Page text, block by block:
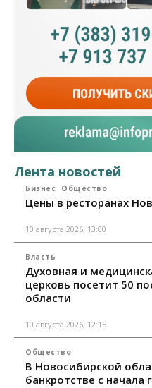
Лента новостей
Бизнес Общество
Цены в ресторанах
10 августа 2026, 13:00
Власть
Духовная и
церковь посетит 50
области
10 августа 2026, 12:15
Общество
В Новосибирской
банкротстве с начала